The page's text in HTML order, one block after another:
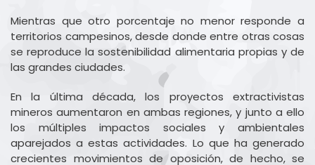
Mientras que otro porcentaje no menor responde a
territorios campesinos, desde donde entre otras cosas
se reproduce la sostenibilidad alimentaria propias y de
las grandes ciudades.
En la última década, los proyectos extractivistas
mineros aumentaron en ambas regiones, y junto a ello
los múltiples impactos sociales y ambientales
aparejados a estas actividades. Lo que ha generado
crecientes movimientos de oposición, de hecho, se